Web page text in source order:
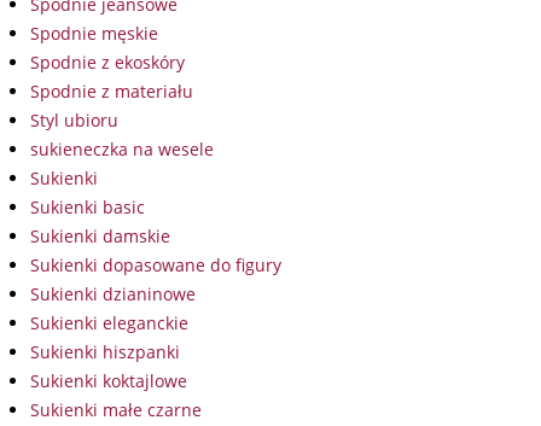
Spodnie męskie
Spodnie z ekoskóry
Spodnie z materiału
Styl ubioru
sukieneczka na wesele
Sukienki
Sukienki basic
Sukienki damskie
Sukienki dopasowane do figury
Sukienki dzianinowe
Sukienki eleganckie
Sukienki hiszpanki
Sukienki koktajlowe
Sukienki małe czarne